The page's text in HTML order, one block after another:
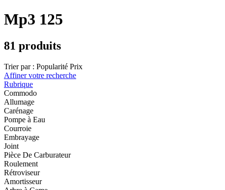
Mp3 125
81 produits
Trier par : Popularité Prix
Affiner votre recherche
Rubrique
Commodo
Allumage
Carénage
Pompe à Eau
Courroie
Embrayage
Joint
Pièce De Carburateur
Roulement
Rétroviseur
Amortisseur